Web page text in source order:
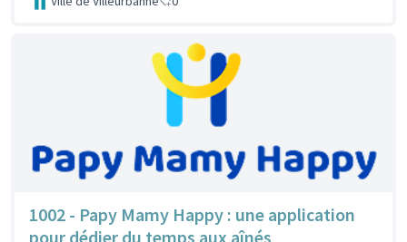
1002 - Papy Mamy Happy : une application
pour dédier du temps aux aînés